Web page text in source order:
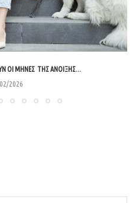
ΟΙ ΜΉΝΕΣ ΤΗΣ ΆΝΟΙΞΗΣ...
2026